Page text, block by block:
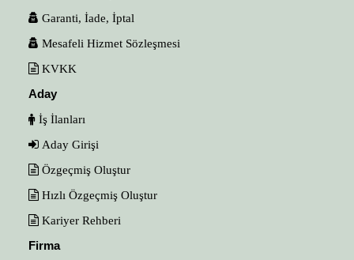
Garanti, İade, İptal
Mesafeli Hizmet Sözleşmesi
KVKK
Aday
İş İlanları
Aday Girişi
Özgeçmiş Oluştur
Hızlı Özgeçmiş Oluştur
Kariyer Rehberi
Firma